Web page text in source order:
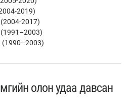
2019)
2017)
(1990–2003)
олон удаа давсан